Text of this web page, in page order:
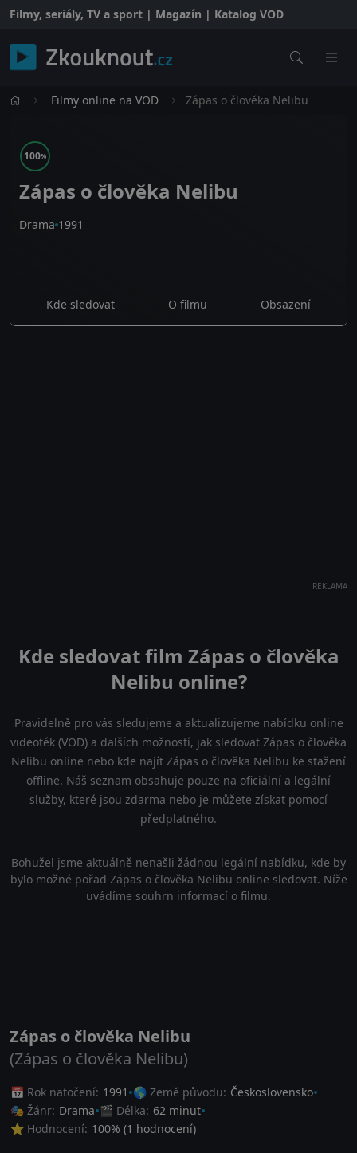
Filmy, seriály, TV a sport | Magazín | Katalog VOD
Filmy online na VOD Zápas o člověka Nelibu
100%
Zápas o člověka Nelibu
Drama 1991
Kde sledovat O filmu Obsazení
REKLAMA
Kde sledovat film Zápas o člověka
Nelibu online?
Pravidelně pro vás sledujeme a aktualizujeme nabídku online
videoték (VOD) a dalších možností, jak sledovat Zápas o člověka
Nelibu online nebo kde najít Zápas o člověka Nelibu ke stažení
offline. Náš seznam obsahuje pouze na oficiální a legální
služby, které jsou zdarma nebo je můžete získat pomocí
předplatného.
Bohužel jsme aktuálně nenašli žádnou legální nabídku, kde by
bylo možné pořad Zápas o člověka Nelibu online sledovat. Níže
uvádíme souhrn informací o filmu.
Zápas o člověka Nelibu
(Zápas o člověka Nelibu)
📅 Rok natočení: 1991 🌎 Země původu: Československo
🎭 Žánr: Drama 🎬 Délka: 62 minut
⭐ Hodnocení: 100% (1 hodnocení)